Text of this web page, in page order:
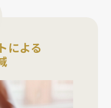
による